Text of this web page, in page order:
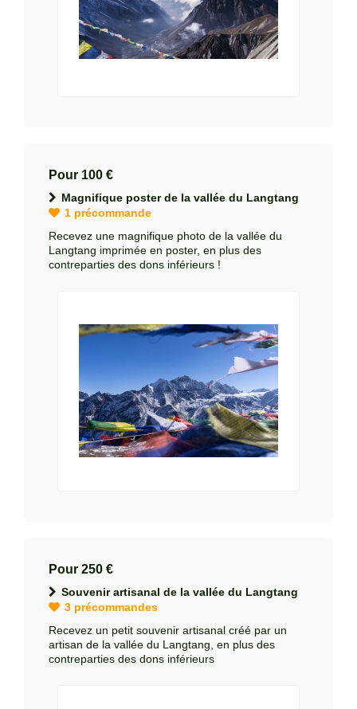
Pour 100 €
Magnifique poster de la vallée du Langtang
1 précommande
Recevez une magnifique photo de la vallée du
Langtang imprimée en poster, en plus des
contreparties des dons inférieurs !
Pour 250 €
Souvenir artisanal de la vallée du Langtang
3 précommandes
Recevez un petit souvenir artisanal créé par un
artisan de la vallée du Langtang, en plus des
contreparties des dons inférieurs